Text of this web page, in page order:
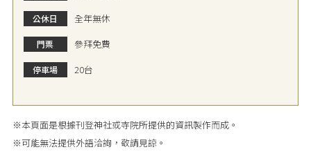
公休日 全年無休
門票 參拜免費
停車場 20台
※本頁面是根據刊登神社或寺院所提供的資訊製作而成。
※可能無法提供外語洽詢，敬請見諒。